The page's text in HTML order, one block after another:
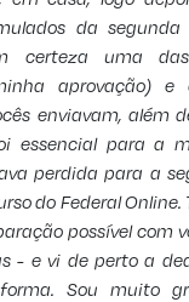
da
certeza uma
aprovação)
enviavam, além
essencial para a
perdida para a
do Federal Online.
possível com
- e vi de perto a
Sou muito